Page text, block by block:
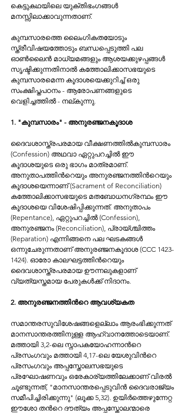
കെട്ടുകഥയിലെ യുക്തിഭംഗങ്ങള്‍
മനസ്സിലാക്കാവുന്നതാണ്.
കുമ്പസാരത്തെ ലൈംഗികതയോടും
സ്ത്രീവിഷയത്തോടും ബന്ധപ്പെടുത്തി പല
ഓണ്‍ലൈന്‍ മാധ്യമങ്ങളും ആശയക്കുഴപ്പങ്ങള്‍
സൃഷ്ടിക്കുന്നതിനാല്‍ കത്തോലിക്കാസഭയുടെ
കുമ്പസാരമെന്ന കൂദാശയെക്കുറിച്ച് ഒരു
സംക്ഷിപ്തപഠനം - ആരോപണങ്ങളുടെ
വെളിച്ചത്തില്‍ - നല്കുന്നു.
1. "കുമ്പസാരം" - അനുരഞ്ജനകൂദാശ
ദൈവശാസ്ത്രപരമായ വീക്ഷണത്തില്‍കുമ്പസാരം
(Confession) അഥവാ ഏറ്റുപറച്ചില്‍ ഈ
കൂദാശയുടെ ഒരു ഭാഗം മാത്രമാണ്.
അനുതാപത്തിന്‍റെയും അനുരഞ്ജനത്തിന്‍റെയും
കൂദാശയെന്നാണ് (Sacrament of Reconciliation)
കത്തോലിക്കാസഭയുടെ മതബോധനഗ്രന്ഥം ഈ
കൂദാശയെ വിശേഷിപ്പിക്കുന്നത്. അനുതാപം
(Repentance), ഏറ്റുപറച്ചില്‍ (Confession),
അനുരഞ്ജനം (Reconciliation), പ്രായ്ശ്ചിത്തം
(Reparation) എന്നിങ്ങനെ പല ഘടകങ്ങള്‍
ഒന്നുചേരുന്നതാണ് അനുരഞ്ജനകൂദാശ (CCC 1423-
1424). ഓരോ കാലഘട്ടത്തിന്‍റെയും
ദൈവശാസ്ത്രപരമായ ഊന്നലുകളാണ്
വ്യത്യസ്തമായ പേരുകള്‍ക്ക് നിദാനം.
2. അനുരഞ്ജനത്തിന്‍റെ ആവശ്യകത
സമാന്തരസുവിശേഷങ്ങളെല്ലാം ആരംഭിക്കുന്നത്
മാനസാന്തരത്തിനുള്ള ആഹ്വാനത്തോടെയാണ്.
മത്തായി 3,2-ലെ സ്നാപകയോഹന്നാന്‍റെ
പ്രസംഗവും മത്തായി 4,17-ലെ യേശുവിന്‍റെ
പ്രസംഗവും അപ്പസ്തോലസഭയുടെ
പ്രഘോഷണവും ഒരേകാര്യത്തിലേക്കാണ് വിരല്‍
ചൂണ്ടുന്നത്, "മാനസാന്തരപ്പെടുവിന്‍ ദൈവരാജ്യം
സമീപിച്ചിരിക്കുന്നു" (ലൂക്ക 5,32). ഉയിര്‍ത്തെഴുന്നേറ്റ
ഈശോ തന്‍റെ ദൗത്യം അപ്പസ്തോലന്മാരെ